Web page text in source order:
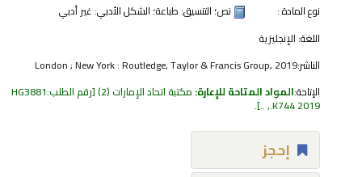
نوع المادة :
نص؛ التنسيق: طباعة؛ الشكل الأدبي: غير أدبي
اللغة: الإنجليزية
الناشر:London ; New York : Routledge, Taylor & Francis Group, 2019
الإتاحة:المواد المتاحة للإعارة: مكتبة اتحاد الإمارات (2) رقم الطلب:HG3881
.K744 2019, ..
.
إحجز